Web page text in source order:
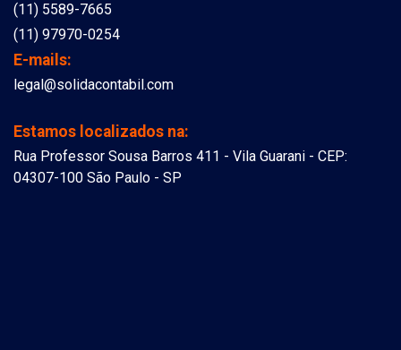
(11) 5589-7665
(11) 97970-0254
E-mails:
legal@solidacontabil.com
Estamos localizados na:
Rua Professor Sousa Barros 411 - Vila Guarani - CEP:
04307-100 São Paulo - SP